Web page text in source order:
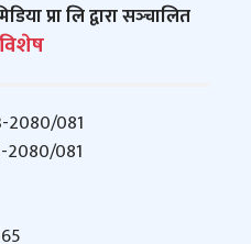
प्रा लि द्वारा सञ्‍चालित
2080/081
2080/081